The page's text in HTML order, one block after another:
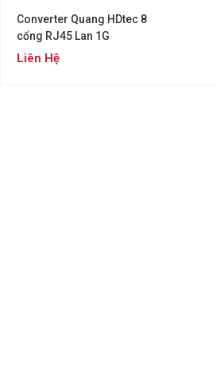
Converter Quang HDtec 8
cổng RJ45 Lan 1G
Liên Hệ